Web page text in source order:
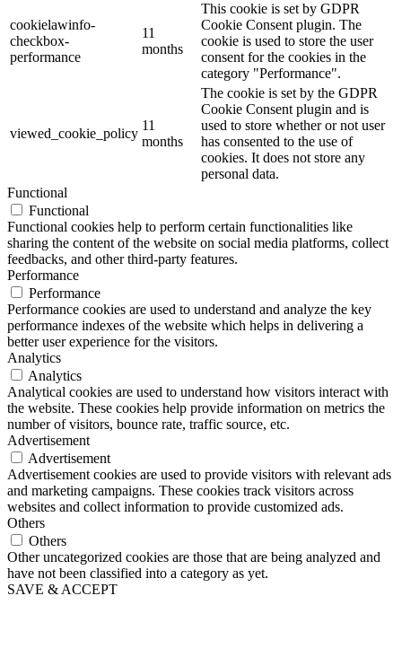
cookielawinfo-
checkbox-
performance
11
months
This cookie is set by GDPR
Cookie Consent plugin. The
cookie is used to store the user
consent for the cookies in the
category "Performance".
viewed_cookie_policy
11
months
The cookie is set by the GDPR
Cookie Consent plugin and is
used to store whether or not user
has consented to the use of
cookies. It does not store any
personal data.
Functional
Functional
Functional cookies help to perform certain functionalities like
sharing the content of the website on social media platforms, collect
feedbacks, and other third-party features.
Performance
Performance
Performance cookies are used to understand and analyze the key
performance indexes of the website which helps in delivering a
better user experience for the visitors.
Analytics
Analytics
Analytical cookies are used to understand how visitors interact with
the website. These cookies help provide information on metrics the
number of visitors, bounce rate, traffic source, etc.
Advertisement
Advertisement
Advertisement cookies are used to provide visitors with relevant ads
and marketing campaigns. These cookies track visitors across
websites and collect information to provide customized ads.
Others
Others
Other uncategorized cookies are those that are being analyzed and
have not been classified into a category as yet.
SAVE & ACCEPT